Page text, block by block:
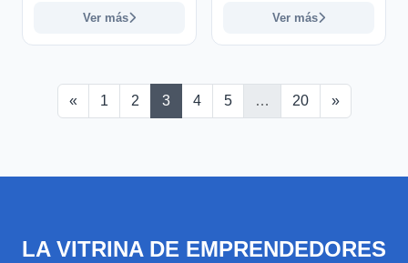
Ver más Ver más
«Anterior
1 2 3 4 5 … 20 »Siguiente
LA VITRINA DE EMPRENDEDORES